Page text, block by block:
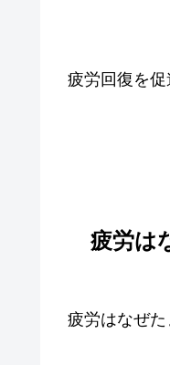
疲労回復を
疲労は
疲労はなぜた